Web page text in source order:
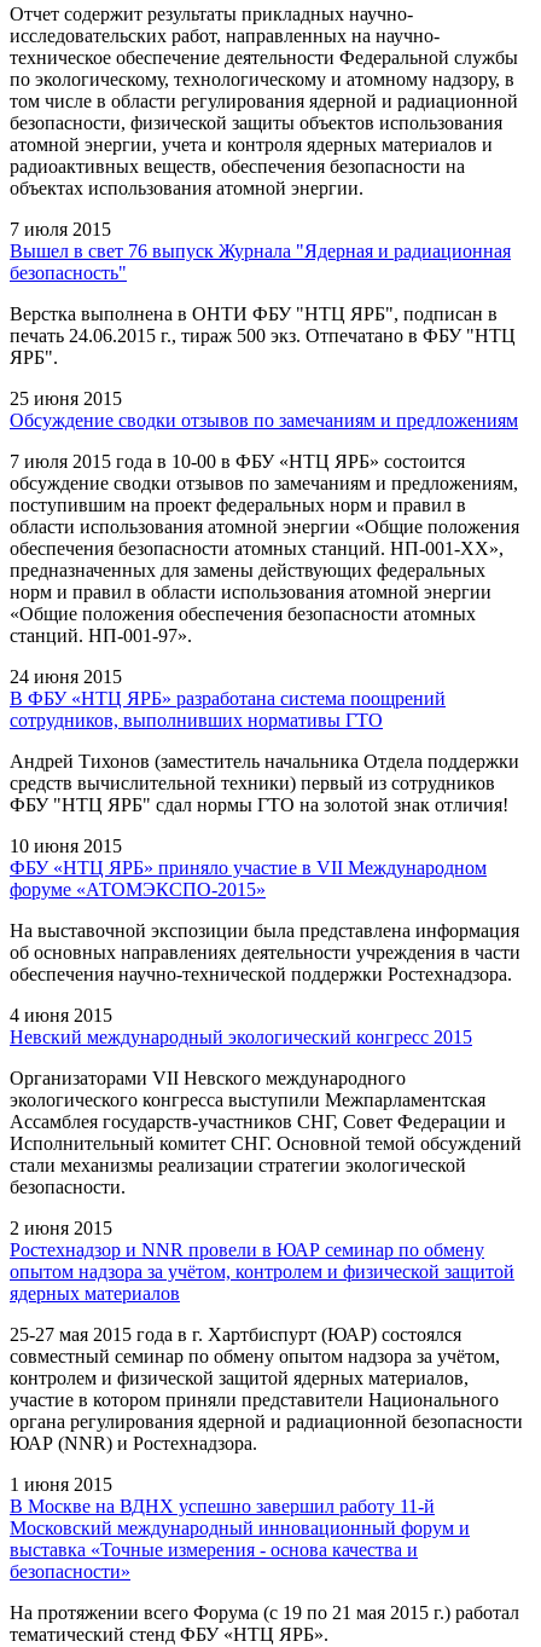
Отчет содержит результаты прикладных научно-
исследовательских работ, направленных на научно-
техническое обеспечение деятельности Федеральной службы
по экологическому, технологическому и атомному надзору, в
том числе в области регулирования ядерной и радиационной
безопасности, физической защиты объектов использования
атомной энергии, учета и контроля ядерных материалов и
радиоактивных веществ, обеспечения безопасности на
объектах использования атомной энергии.
7 июля 2015
Вышел в свет 76 выпуск Журнала "Ядерная и радиационная
безопасность"
Верстка выполнена в ОНТИ ФБУ "НТЦ ЯРБ", подписан в
печать 24.06.2015 г., тираж 500 экз. Отпечатано в ФБУ "НТЦ
ЯРБ".
25 июня 2015
Обсуждение сводки отзывов по замечаниям и предложениям
7 июля 2015 года в 10-00 в ФБУ «НТЦ ЯРБ» состоится
обсуждение сводки отзывов по замечаниям и предложениям,
поступившим на проект федеральных норм и правил в
области использования атомной энергии «Общие положения
обеспечения безопасности атомных станций. НП-001-XX»,
предназначенных для замены действующих федеральных
норм и правил в области использования атомной энергии
«Общие положения обеспечения безопасности атомных
станций. НП-001-97».
24 июня 2015
В ФБУ «НТЦ ЯРБ» разработана система поощрений
сотрудников, выполнивших нормативы ГТО
Андрей Тихонов (заместитель начальника Отдела поддержки
средств вычислительной техники) первый из сотрудников
ФБУ "НТЦ ЯРБ" сдал нормы ГТО на золотой знак отличия!
10 июня 2015
ФБУ «НТЦ ЯРБ» приняло участие в VII Международном
форуме «АТОМЭКСПО-2015»
На выставочной экспозиции была представлена информация
об основных направлениях деятельности учреждения в части
обеспечения научно-технической поддержки Ростехнадзора.
4 июня 2015
Невский международный экологический конгресс 2015
Организаторами VII Невского международного
экологического конгресса выступили Межпарламентская
Ассамблея государств-участников СНГ, Совет Федерации и
Исполнительный комитет СНГ. Основной темой обсуждений
стали механизмы реализации стратегии экологической
безопасности.
2 июня 2015
Ростехнадзор и NNR провели в ЮАР семинар по обмену
опытом надзора за учётом, контролем и физической защитой
ядерных материалов
25-27 мая 2015 года в г. Хартбиспурт (ЮАР) состоялся
совместный семинар по обмену опытом надзора за учётом,
контролем и физической защитой ядерных материалов,
участие в котором приняли представители Национального
органа регулирования ядерной и радиационной безопасности
ЮАР (NNR) и Ростехнадзора.
1 июня 2015
В Москве на ВДНХ успешно завершил работу 11-й
Московский международный инновационный форум и
выставка «Точные измерения - основа качества и
безопасности»
На протяжении всего Форума (с 19 по 21 мая 2015 г.) работал
тематический стенд ФБУ «НТЦ ЯРБ».